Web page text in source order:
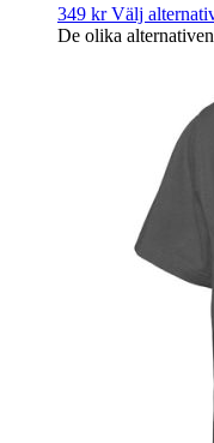
349 kr Välj
De olika